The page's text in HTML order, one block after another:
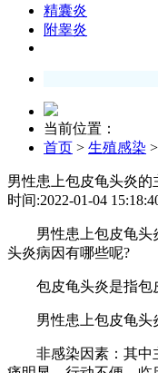
精囊炎
附睾炎
当前位置：
首页 > 生殖感染 >
男性患上包皮龟头炎的
时间:2022-01-04
男性患上包皮龟头炎
头炎病因有哪些呢?
包皮龟头炎是指包皮
男性患上包皮龟头
非感染因素：其中主